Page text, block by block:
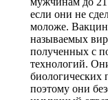
если они не
моложе.
называемых
полученных с
технологий.
биологических
поэтому они